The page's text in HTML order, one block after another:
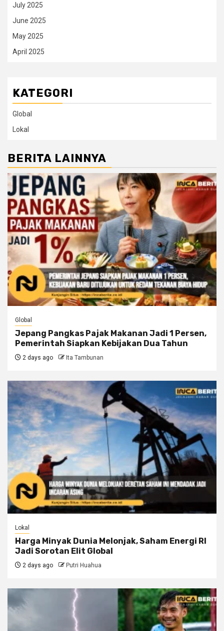
July 2025
June 2025
May 2025
April 2025
KATEGORI
Global
Lokal
BERITA LAINNYA
Global
Jepang Pangkas Pajak Makanan Jadi 1 Persen,
Pemerintah Siapkan Kebijakan Dua Tahun
2 days ago Ita Tambunan
Lokal
Harga Minyak Dunia Melonjak, Saham Energi RI
Jadi Sorotan Elit Global
2 days ago Putri Huahua